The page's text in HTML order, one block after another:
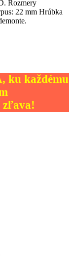
Rozmery
22 mm Hrúbka
ku každému
zľava!